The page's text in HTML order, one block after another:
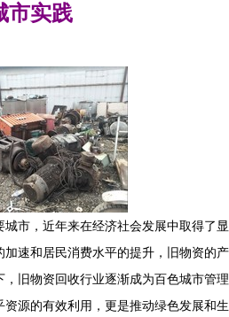
市实践
市，近年来在经济社会发展中取得了显
速和居民消费水平的提升，旧物资的产
旧物资回收行业逐渐成为百色城市管理
源的有效利用，更是推动绿色发展和生